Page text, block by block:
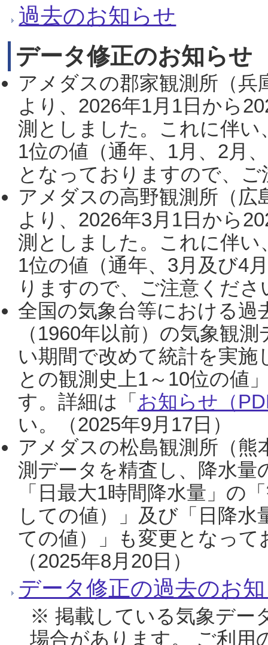
過去のお知らせ
データ修正のお知らせ
アメダスの郡家観測所（
より、2026年1月1日から
測としました。これに伴い
1位の値（通年、1月、2月
となっておりますので、
アメダスの高野観測所（
より、2026年3月1日から
測としました。これに伴い
1位の値（通年、3月及び4
りますので、ご注意くだ
全国の気象台等における過
（1960年以前）の気象観
い期間で改めて統計を実
との観測史上1～10位の値
す。詳細は「 お知らせ（
い。（2025年9月17日）
アメダスの松島観測所（熊
測データを精査し、降水
「日最大1時間降水量」の
しての値）」及び「日降
ての値）」も変更となっ
（2025年8月20日）
データ修正の過去のお
※ 掲載している気象デー
場合があります。 ご利用